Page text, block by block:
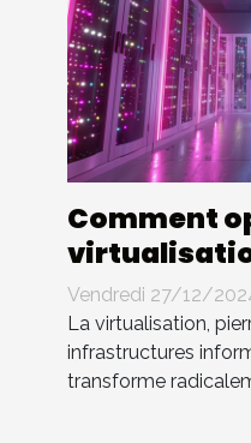
Comment
entreprises
Vendredi 27/12/
La virtualisation,
infrastructures
transforme